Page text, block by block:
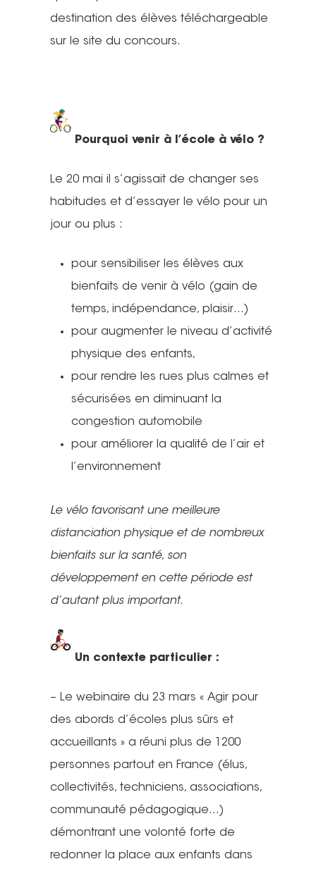
destination des élèves téléchargeable
sur le site du concours.
Pourquoi venir à l’école à vélo ?
Le 20 mai il s’agissait de changer ses
habitudes et d’essayer le vélo pour un
jour ou plus :
pour sensibiliser les élèves aux
bienfaits de venir à vélo (gain de
temps, indépendance, plaisir…)
pour augmenter le niveau d’activité
physique des enfants,
pour rendre les rues plus calmes et
sécurisées en diminuant la
congestion automobile
pour améliorer la qualité de l’air et
l’environnement
Le vélo favorisant une meilleure
distanciation physique et de nombreux
bienfaits sur la santé, son
développement en cette période est
d’autant plus important.
Un contexte particulier :
– Le webinaire du 23 mars « Agir pour
des abords d’écoles plus sûrs et
accueillants » a réuni plus de 1200
personnes partout en France (élus,
collectivités, techniciens, associations,
communauté pédagogique…)
démontrant une volonté forte de
redonner la place aux enfants dans